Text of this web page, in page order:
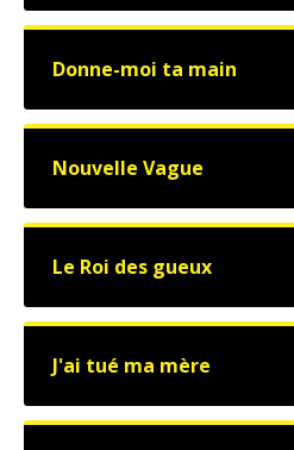
Donne-moi ta main
Nouvelle Vague
Le Roi des gueux
J'ai tué ma mère